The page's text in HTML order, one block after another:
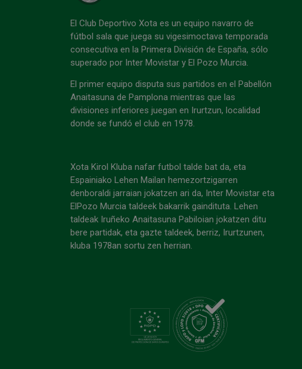
El Club Deportivo Xota es un equipo navarro de
fútbol sala que juega su vigesimoctava temporada
consecutiva en la Primera División de España, sólo
superado por Inter Movistar y El Pozo Murcia.
El primer equipo disputa sus partidos en el Pabellón
Anaitasuna de Pamplona mientras que las
divisiones inferiores juegan en Irurtzun, localidad
donde se fundó el club en 1978.
Xota Kirol Kluba nafar futbol talde bat da, eta
Espainiako Lehen Mailan hemezortzigarren
denboraldi jarraian jokatzen ari da, Inter Movistar eta
ElPozo Murcia taldeek bakarrik gaindituta. Lehen
taldeak Iruñeko Anaitasuna Pabiloian jokatzen ditu
bere partidak, eta gazte taldeek, berriz, Irurtzunen,
kluba 1978an sortu zen herrian.